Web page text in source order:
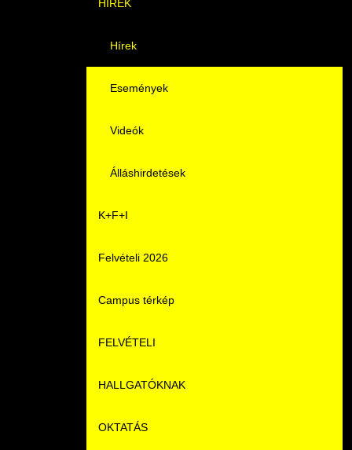
HÍREK
Hírek
Események
Videók
Álláshirdetések
K+F+I
Felvételi 2026
Campus térkép
FELVÉTELI
Pontozási rendszer szabályai
Felvetteknek
HALLGATÓKNAK
Képzéseink
OKTATÁS